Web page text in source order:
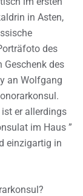
in Asten,
des
Geschenk des
an Wolfgang
er allerdings
im Haus ”
einzigartig in